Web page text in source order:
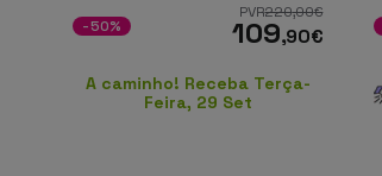
PVR220,00€
109,90€
-50%
A caminho! Receba Terça-
Feira, 29 Set